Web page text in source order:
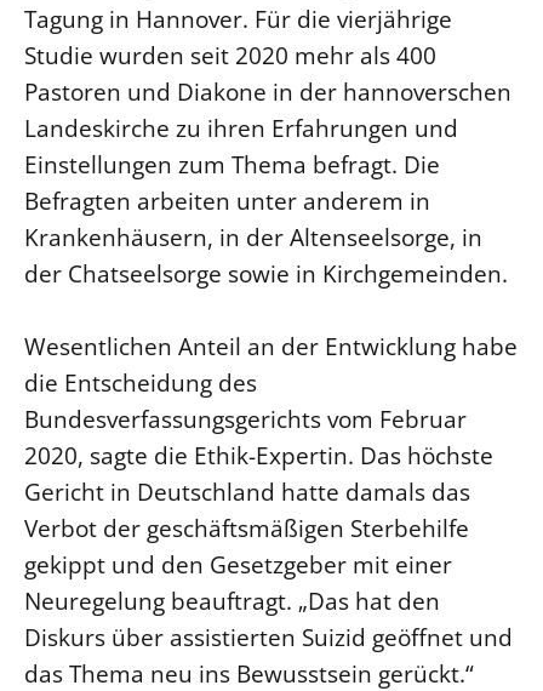
Tagung in Hannover. Für die vierjährige
Studie wurden seit 2020 mehr als 400
Pastoren und Diakone in der hannoverschen
Landeskirche zu ihren Erfahrungen und
Einstellungen zum Thema befragt. Die
Befragten arbeiten unter anderem in
Krankenhäusern, in der Altenseelsorge, in
der Chatseelsorge sowie in Kirchgemeinden.
Wesentlichen Anteil an der Entwicklung habe
die Entscheidung des
Bundesverfassungsgerichts vom Februar
2020, sagte die Ethik-Expertin. Das höchste
Gericht in Deutschland hatte damals das
Verbot der geschäftsmäßigen Sterbehilfe
gekippt und den Gesetzgeber mit einer
Neuregelung beauftragt. „Das hat den
Diskurs über assistierten Suizid geöffnet und
das Thema neu ins Bewusstsein gerückt.“
BIBLIOTHEK & ARCHIV
SERVICE
Älterwerden im Pfarrberuf
Beteiligungsverfahren
Beschwerdestellen
Ephoralbüro
Finanzplanung
IT-Service
Corporate Design
Interventionsplan
Jahresgespräche
Kantine Speiseplan
Kirchliches Amtsblatt
Kirchliche Verwaltung
Klimaschutzgesetz
Kunstreferat